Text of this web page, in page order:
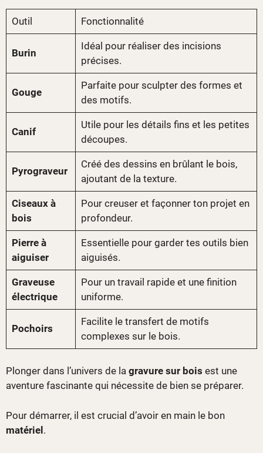
Outil Fonctionnalité
Burin
Idéal pour réaliser des incisions
précises.
Gouge
Parfaite pour sculpter des formes et
des motifs.
Canif
Utile pour les détails fins et les petites
découpes.
Pyrograveur
Créé des dessins en brûlant le bois,
ajoutant de la texture.
Ciseaux à
bois
Pour creuser et façonner ton projet en
profondeur.
Pierre à
aiguiser
Essentielle pour garder tes outils bien
aiguisés.
Graveuse
électrique
Pour un travail rapide et une finition
uniforme.
Pochoirs
Facilite le transfert de motifs
complexes sur le bois.
Plonger dans l’univers de la gravure sur bois est une
aventure fascinante qui nécessite de bien se préparer.
Pour démarrer, il est crucial d’avoir en main le bon
matériel.